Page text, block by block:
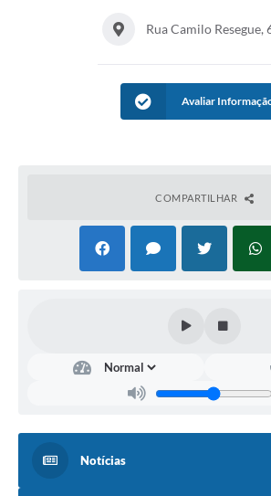
Rua Camilo Resegue,
Avaliar
COMPARTILHAR
Notícias